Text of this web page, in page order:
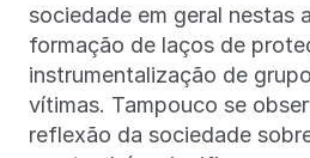
sociedade em geral nestas
formação de laços de
instrumentalização de
vítimas. Tampouco se
reflexão da sociedade